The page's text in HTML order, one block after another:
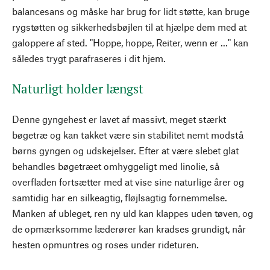
balancesans og måske har brug for lidt støtte, kan bruge
rygstøtten og sikkerhedsbøjlen til at hjælpe dem med at
galoppere af sted. "Hoppe, hoppe, Reiter, wenn er ..." kan
således trygt parafraseres i dit hjem.
Naturligt holder længst
Denne gyngehest er lavet af massivt, meget stærkt
bøgetræ og kan takket være sin stabilitet nemt modstå
børns gyngen og udskejelser. Efter at være slebet glat
behandles bøgetræet omhyggeligt med linolie, så
overfladen fortsætter med at vise sine naturlige årer og
samtidig har en silkeagtig, fløjlsagtig fornemmelse.
Manken af ubleget, ren ny uld kan klappes uden tøven, og
de opmærksomme læderører kan kradses grundigt, når
hesten opmuntres og roses under rideturen.